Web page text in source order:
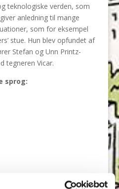
teknologiske verden, som
anledning til mange
som for eksempel
stue. Hun blev opfundet af
Stefan og Unn Printz-
tegneren Vicar.
sprog: